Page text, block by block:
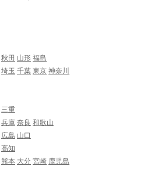
秋田 山形 福島
埼玉 千葉 東京 神奈川
三重
兵庫 奈良 和歌山
広島 山口
高知
熊本 大分 宮崎 鹿児島